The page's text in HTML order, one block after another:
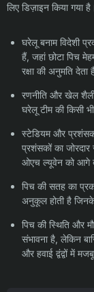
लिए डिज़ाइन किया गया है।
घरेलू बनाम विदेशी
हैं, जहां छोटा पिच
रक्षा की अनुमति देता
रणनीति और खेल
घरेलू टीम की किसी
स्टेडियम और
प्रशंसकों का
ओएच ल्यूवेन को आगे
पिच की सतह का
अनुकूल होती है
पिच की स्थिति और
संभावना है, लेकिन
और हवाई द्वंद्वों में